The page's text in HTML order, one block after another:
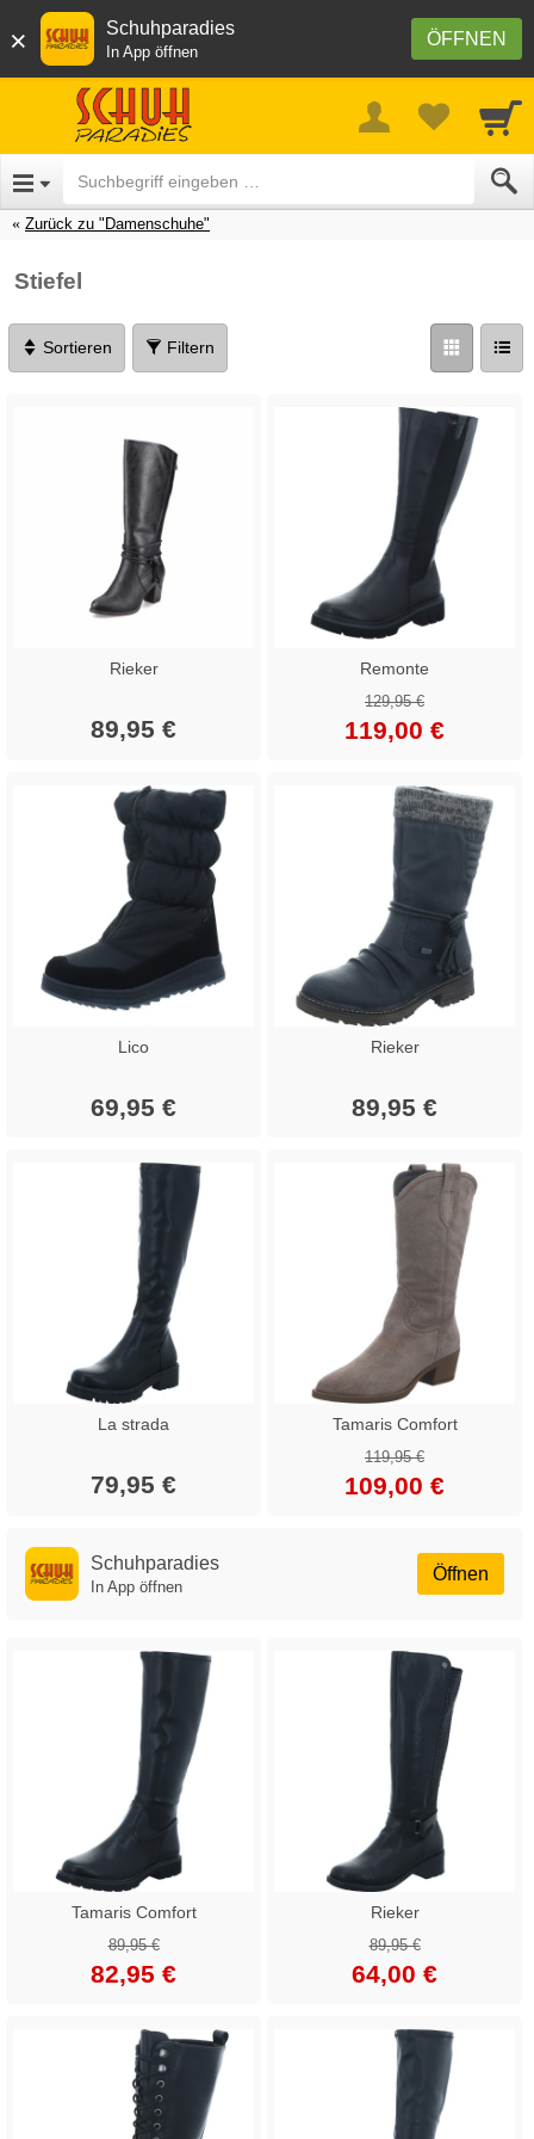
× ÖFFNEN
Schuhparadies
In App öffnen
Zurück zu "Damenschuhe"
Stiefel
Sortieren Filtern
Rieker
89,95 €
Remonte
129,95 €
119,00 €
Lico
69,95 €
Rieker
89,95 €
La strada
79,95 €
Tamaris Comfort
119,95 €
109,00 €
Öffnen
Schuhparadies
In App öffnen
Tamaris Comfort
89,95 €
82,95 €
Rieker
89,95 €
64,00 €